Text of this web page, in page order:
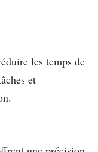
les temps de
et